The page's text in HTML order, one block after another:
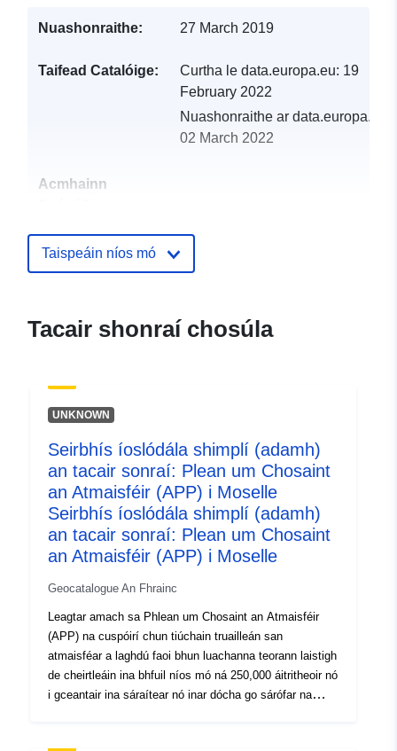
Nuashonraithe: 27 March 2019
Taifead Catalóige: Curtha le data.europa.eu: 19
February 2022
Nuashonraithe ar data.europa.eu:
02 March 2022
Acmhainn
Aitheantóirí:
ide.developpement-
f0c0-405c-86b9-
4f58-9409-c5e2651a63ca
Clóscríobh:
Acmhainn:
http://inspire.ec.europa.eu/
codelist/SpatialDataServiceType/
Taispeáin níos mó
Tacair shonraí chosúla
UNKNOWN
Seirbhís íoslódála shimplí (adamh)
an tacair sonraí: Plean um Chosaint
an Atmaisféir (APP) i Moselle
Seirbhís íoslódála shimplí (adamh)
an tacair sonraí: Plean um Chosaint
an Atmaisféir (APP) i Moselle
Geocatalogue An Fhrainc
Leagtar amach sa Phlean um Chosaint an Atmaisféir
(APP) na cuspóirí chun tiúchain truailleán san
atmaisféar a laghdú faoi bhun luachanna teorann laistigh
de cheirtleáin ina bhfuil níos mó ná 250,000 áitritheoir nó
i gceantair ina sáraítear nó inar dócha go sárófar na